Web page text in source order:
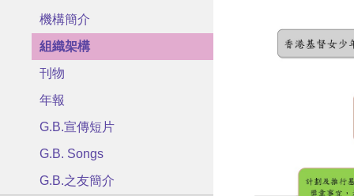
機構簡介
組織架構
刊物
年報
G.B.宣傳短片
G.B. Songs
G.B.之友簡介